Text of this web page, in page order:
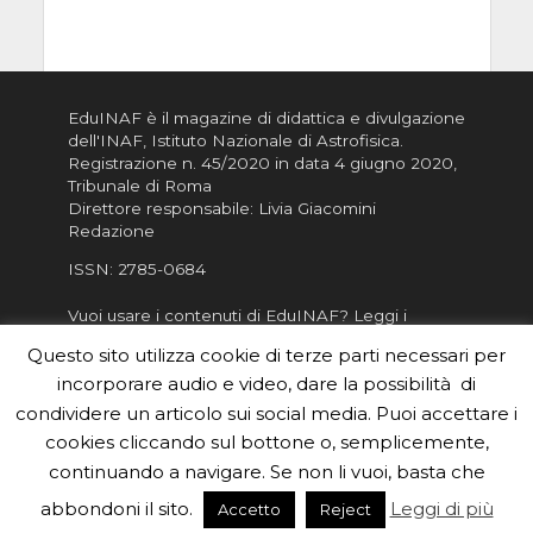
EduINAF è il magazine di didattica e divulgazione
dell'INAF, Istituto Nazionale di Astrofisica
Registrazione n. 45/2020 in data 4 giugno 2020,
Tribunale di Roma
Direttore responsabile: Livia Giacomini
Redazione
ISSN: 2785-0684
Vuoi usare i contenuti di EduINAF? Leggi i
Informativa sulla Privacy
Informatva sui Cookie
Per la rubrica de l'Astronomo risponde, per
inviarci le tue foto o i tuoi contributi, scrivici a
redazione.edu [chiocciola] inaf.it oppure
il form
Questo sito utilizza cookie di terze parti necessari per
incorporare audio e video, dare la possibilità di
condividere un articolo sui social media. Puoi accettare i
cookies cliccando sul bottone o, semplicemente,
continuando a navigare. Se non li vuoi, basta che
abbondoni il sito.
Accetto Reject Leggi di più